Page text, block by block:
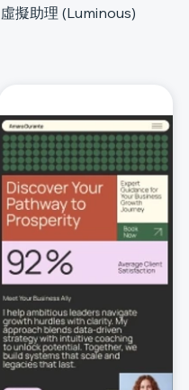
虛擬助理 (Luminous)